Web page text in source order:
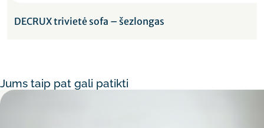
DECRUX trivietė sofa – šezlongas
Jums taip pat gali patikti